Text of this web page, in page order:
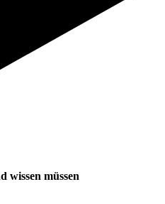
wissen müssen